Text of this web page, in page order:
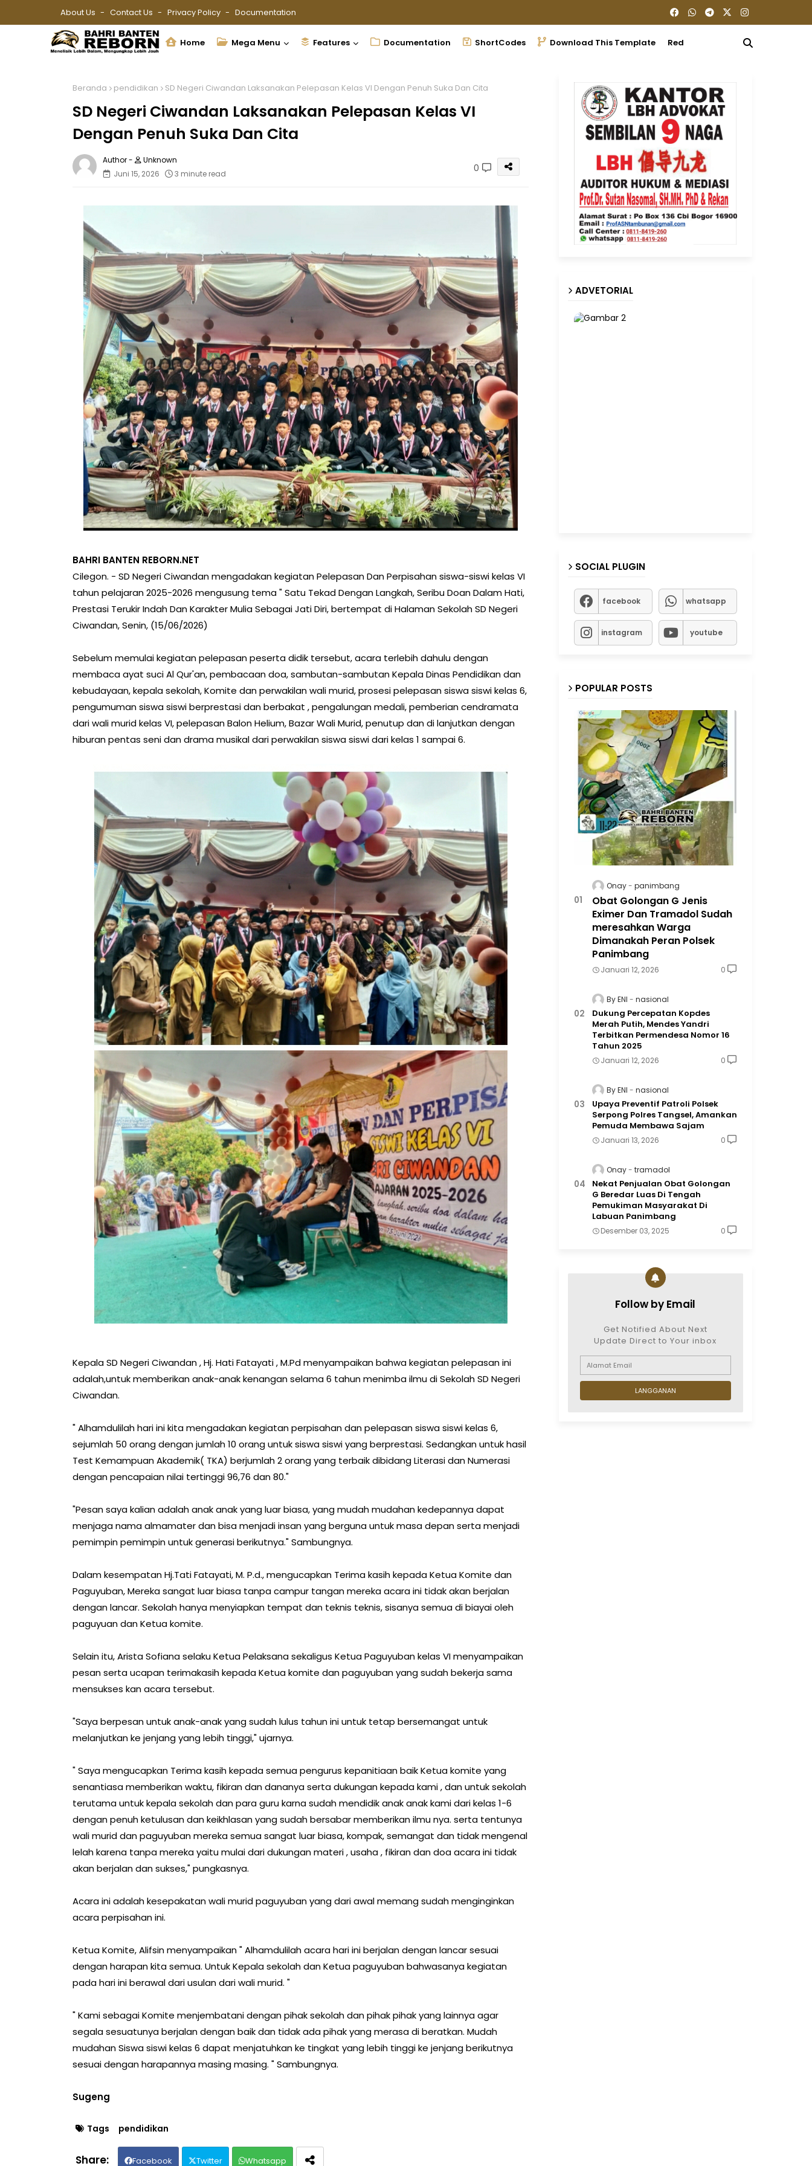
About Us Contact Us Privacy Policy Documentation
Home Mega Menu Features Documentation ShortCodes Download This Template Redaksi
Beranda pendidikan SD Negeri Ciwandan Laksanakan Pelepasan Kelas VI Dengan Penuh Suka Dan Cita
SD Negeri Ciwandan Laksanakan Pelepasan Kelas VI
Dengan Penuh Suka Dan Cita
Unknown
Juni 15, 2026
3 minute read 0
BAHRI BANTEN REBORN.NET
Cilegon. - SD Negeri Ciwandan mengadakan kegiatan Pelepasan Dan Perpisahan siswa-siswi kelas VI
tahun pelajaran 2025-2026 mengusung tema " Satu Tekad Dengan Langkah, Seribu Doan Dalam Hati,
Prestasi Terukir Indah Dan Karakter Mulia Sebagai Jati Diri, bertempat di Halaman Sekolah SD Negeri
Ciwandan, Senin, (15/06/2026)
Sebelum memulai kegiatan pelepasan peserta didik tersebut, acara terlebih dahulu dengan
membaca ayat suci Al Qur'an, pembacaan doa, sambutan-sambutan Kepala Dinas Pendidikan dan
kebudayaan, kepala sekolah, Komite dan perwakilan wali murid, prosesi pelepasan siswa siswi kelas 6,
pengumuman siswa siswi berprestasi dan berbakat , pengalungan medali, pemberian cendramata
dari wali murid kelas VI, pelepasan Balon Helium, Bazar Wali Murid, penutup dan di lanjutkan dengan
hiburan pentas seni dan drama musikal dari perwakilan siswa siswi dari kelas 1 sampai 6.
Kepala SD Negeri Ciwandan , Hj. Hati Fatayati , M.Pd menyampaikan bahwa kegiatan pelepasan ini
adalah,untuk memberikan anak-anak kenangan selama 6 tahun menimba ilmu di Sekolah SD Negeri
Ciwandan.
" Alhamdulilah hari ini kita mengadakan kegiatan perpisahan dan pelepasan siswa siswi kelas 6,
sejumlah 50 orang dengan jumlah 10 orang untuk siswa siswi yang berprestasi. Sedangkan untuk hasil
Test Kemampuan Akademik( TKA) berjumlah 2 orang yang terbaik dibidang Literasi dan Numerasi
dengan pencapaian nilai tertinggi 96,76 dan 80."
"Pesan saya kalian adalah anak anak yang luar biasa, yang mudah mudahan kedepannya dapat
menjaga nama almamater dan bisa menjadi insan yang berguna untuk masa depan serta menjadi
pemimpin pemimpin untuk generasi berikutnya." Sambungnya.
Dalam kesempatan Hj.Tati Fatayati, M. P.d., mengucapkan Terima kasih kepada Ketua Komite dan
Paguyuban, Mereka sangat luar biasa tanpa campur tangan mereka acara ini tidak akan berjalan
dengan lancar. Sekolah hanya menyiapkan tempat dan teknis teknis, sisanya semua di biayai oleh
paguyuan dan Ketua komite.
Selain itu, Arista Sofiana selaku Ketua Pelaksana sekaligus Ketua Paguyuban kelas VI menyampaikan
pesan serta ucapan terimakasih kepada Ketua komite dan paguyuban yang sudah bekerja sama
mensukses kan acara tersebut.
"Saya berpesan untuk anak-anak yang sudah lulus tahun ini untuk tetap bersemangat untuk
melanjutkan ke jenjang yang lebih tinggi," ujarnya.
" Saya mengucapkan Terima kasih kepada semua pengurus kepanitiaan baik Ketua komite yang
senantiasa memberikan waktu, fikiran dan dananya serta dukungan kepada kami , dan untuk sekolah
terutama untuk kepala sekolah dan para guru karna sudah mendidik anak anak kami dari kelas 1-6
dengan penuh ketulusan dan keikhlasan yang sudah bersabar memberikan ilmu nya. serta tentunya
wali murid dan paguyuban mereka semua sangat luar biasa, kompak, semangat dan tidak mengenal
lelah karena tanpa mereka yaitu mulai dari dukungan materi , usaha , fikiran dan doa acara ini tidak
akan berjalan dan sukses," pungkasnya.
Acara ini adalah kesepakatan wali murid paguyuban yang dari awal memang sudah menginginkan
acara perpisahan ini.
Ketua Komite, Alifsin menyampaikan " Alhamdulilah acara hari ini berjalan dengan lancar sesuai
dengan harapan kita semua. Untuk Kepala sekolah dan Ketua paguyuban bahwasanya kegiatan
pada hari ini berawal dari usulan dari wali murid. "
" Kami sebagai Komite menjembatani dengan pihak sekolah dan pihak pihak yang lainnya agar
segala sesuatunya berjalan dengan baik dan tidak ada pihak yang merasa di beratkan. Mudah
mudahan Siswa siswi kelas 6 dapat menjatuhkan ke tingkat yang lebih tinggi ke jenjang berikutnya
sesuai dengan harapannya masing masing. " Sambungnya.
Sugeng
Tags pendidikan
Facebook Twitter Whatsapp
ADVETORIAL
SOCIAL PLUGIN
facebook whatsapp
instagram youtube
POPULAR POSTS
Onay panimbang
Obat Golongan G Jenis
Eximer Dan Tramadol Sudah
meresahkan Warga
Dimanakah Peran Polsek
Panimbang
Januari 12, 2026 0
By ENI nasional
Dukung Percepatan Kopdes
Merah Putih, Mendes Yandri
Terbitkan Permendesa Nomor 16
Tahun 2025
Januari 12, 2026 0
By ENI nasional
Upaya Preventif Patroli Polsek
Serpong Polres Tangsel, Amankan
Pemuda Membawa Sajam
Januari 13, 2026 0
Onay tramadol
Nekat Penjualan Obat Golongan
G Beredar Luas Di Tengah
Pemukiman Masyarakat Di
Labuan Panimbang
Desember 03, 2025 0
Follow by Email
Get Notified About Next
Update Direct to Your inbox